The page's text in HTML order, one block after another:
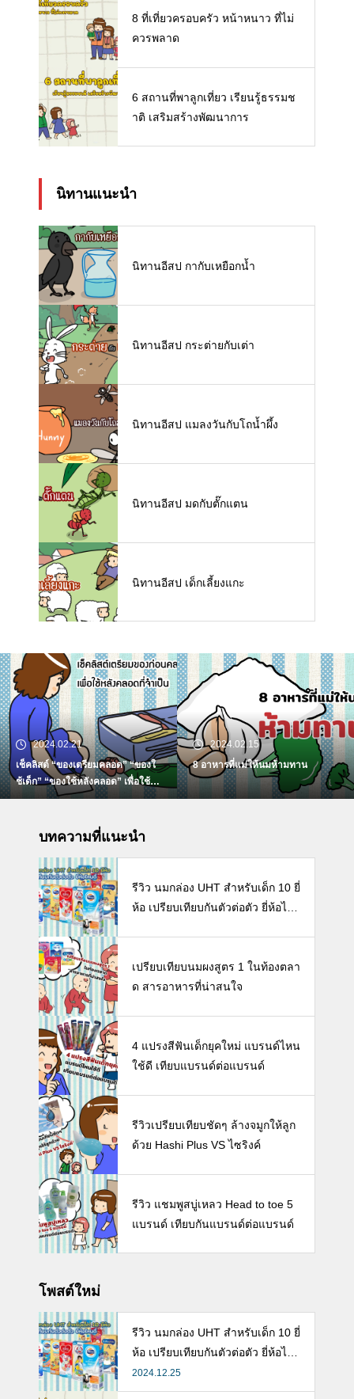
8 ที่เที่ยวครอบครัว หน้าหนาว ที่ไม่
ควรพลาด
6 สถานที่พาลูกเที่ยว เรียนรู้ธรรมช
าติ เสริมสร้างพัฒนาการ
นิทานแนะนำ
นิทานอีสป กากับเหยือกน้ำ
นิทานอีสป กระต่ายกับเต่า
นิทานอีสป แมลงวันกับโถน้ำผึ้ง
นิทานอีสป มดกับตั๊กแตน
นิทานอีสป เด็กเลี้ยงแกะ
2024.02.21
เช็คลิสต์ “ของเตรียมคลอด” “ของใ
ช้เด็ก” “ของใช้หลังคลอด” เพื่อใช้ห
ลังคลอดที่จำเป็น
2024.02.15
8 อาหารที่แม่ให้นมห้ามทาน
บทความที่แนะนำ
รีวิว นมกล่อง UHT สำหรับเด็ก 10 ยี่
ห้อ เปรียบเทียบกันตัวต่อตัว ยี่ห้อไห
เปรียบเทียบนมผงสูตร 1 ในท้องตลา
ด สารอาหารที่น่าสนใจ
4 แปรงสีฟันเด็กยุคใหม่ แบรนด์ไหน
ใช้ดี เทียบแบรนด์ต่อแบรนด์
รีวิวเปรียบเทียบชัดๆ ล้างจมูกให้ลูก
ด้วย Hashi Plus VS ไซริงค์
รีวิว แชมพูสบู่เหลว Head to toe 5
แบรนด์ เทียบกันแบรนด์ต่อแบรนด์
โพสต์ใหม่
รีวิว นมกล่อง UHT สำหรับเด็ก 10 ยี่
ห้อ เปรียบเทียบกันตัวต่อตัว ยี่ห้อไห
นดี พร้อมแนะวิธีการเลือกนมกล่องใ
ห้ลูก
2024.12.25